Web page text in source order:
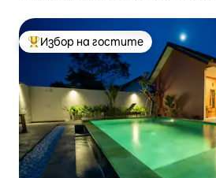
Най-популярен избор на гостите
Избор на гостите